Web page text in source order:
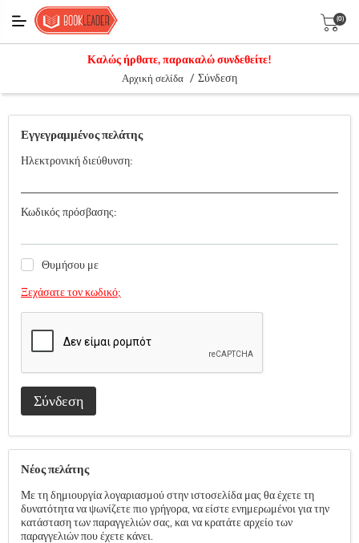
(0)
Καλώς ήρθατε, παρακαλώ συνδεθείτε!
Αρχική σελίδα / Σύνδεση
Εγγεγραμμένος πελάτης
Ηλεκτρονική διεύθυνση:
Κωδικός πρόσβασης:
Θυμήσου με
Ξεχάσατε τον κωδικό;
Σύνδεση
Νέος πελάτης
Με τη δημιουργία λογαριασμού στην ιστοσελίδα μας θα έχετε τη
δυνατότητα να ψωνίζετε πιο γρήγορα, να είστε ενημερωμένοι για την
κατάσταση των παραγγελιών σας, και να κρατάτε αρχείο των
παραγγελιών που έχετε κάνει.